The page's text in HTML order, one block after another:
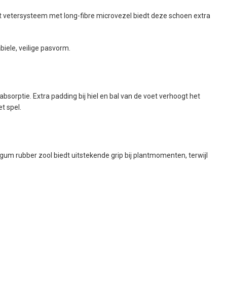
met long-fibre microvezel biedt deze schoen extra
veilige pasvorm.
Extra padding bij hiel en bal van de voet verhoogt het
spel.
rubber zool biedt uitstekende grip bij plantmomenten, terwijl